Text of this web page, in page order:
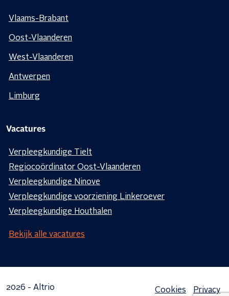
Vlaams-Brabant
Oost-Vlaanderen
West-Vlaanderen
Antwerpen
Limburg
Vacatures
Verpleegkundige Tielt
Regiocoördinator Oost-Vlaanderen
Verpleegkundige Ninove
Verpleegkundige voorziening Linkeroever
Verpleegkundige Houthalen
Bekijk alle vacatures
2026 - Altrio Cookies Privacy